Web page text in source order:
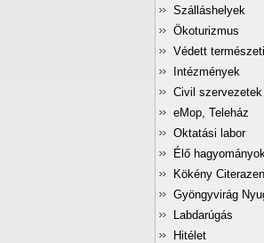
Szálláshelyek
Ökoturizmus
Védett
Intézmények
Civil szervezetek
eMop, Teleház
Oktatási labor
Élő
Kökény
Gyöngyvirág
Labdarúgás
Hitélet